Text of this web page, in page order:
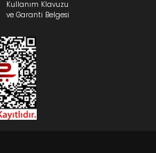
Kullanım Klavuzu
ve Garanti Belgesi